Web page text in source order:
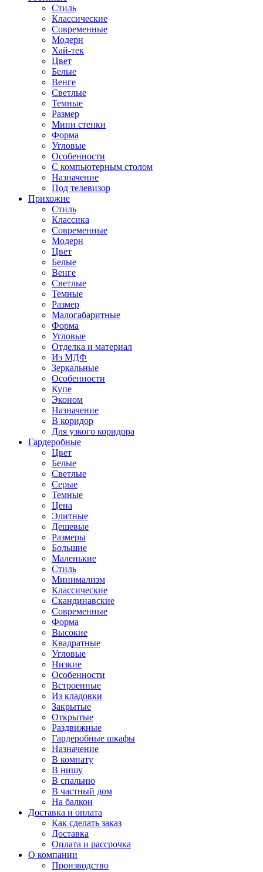
Стиль
Классические
Современные
Модерн
Хай-тек
Цвет
Белые
Венге
Светлые
Темные
Размер
Мини стенки
Форма
Угловые
Особенности
С компьютерным столом
Назначение
Под телевизор
Прихожие
Стиль
Классика
Современные
Модерн
Цвет
Белые
Венге
Светлые
Темные
Размер
Малогабаритные
Форма
Угловые
Отделка и материал
Из МДФ
Зеркальные
Особенности
Купе
Эконом
Назначение
В коридор
Для узкого коридора
Гардеробные
Цвет
Белые
Светлые
Серые
Темные
Цена
Элитные
Дешевые
Размеры
Большие
Маленькие
Стиль
Минимализм
Классические
Скандинавские
Современные
Форма
Высокие
Квадратные
Угловые
Низкие
Особенности
Встроенные
Из кладовки
Закрытые
Открытые
Раздвижные
Гардеробные шкафы
Назначение
В комнату
В нишу
В спальню
В частный дом
На балкон
Доставка и оплата
Как сделать заказ
Доставка
Оплата и рассрочка
О компании
Производство